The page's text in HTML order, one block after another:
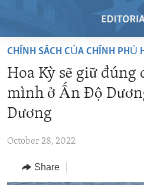
Skip
main
content
Skip
to
main
to
VIDEO
RADIO
AMERICAS
TOPICS
HUMAN RIGHTS
ARCHIVE
CHÍNH SÁCH CỦA CHÍNH PHỦ
Hoa Kỳ sẽ giữ đúng
mình ở Ấn Độ
Dương
October 28, 2022
Share